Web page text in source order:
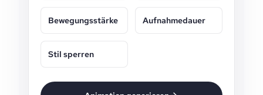
Bewegungsstärke Aufnahmedauer
Stil sperren